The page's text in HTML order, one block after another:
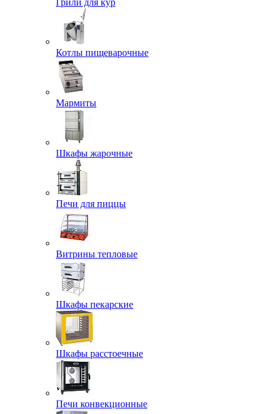
Котлы пищеварочные
Мармиты
Шкафы жарочные
Печи для пиццы
Витрины тепловые
Шкафы пекарские
Шкафы расстоечные
Печи конвекционные